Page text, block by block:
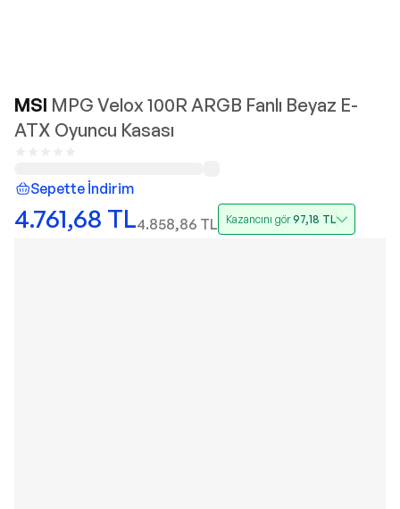
MSI MPG Velox 100R ARGB Fanlı Beyaz E-
ATX Oyuncu Kasası
Sepette İndirim
4.761,68 TL4.858,86 TL Kazancını gör97,18 TL